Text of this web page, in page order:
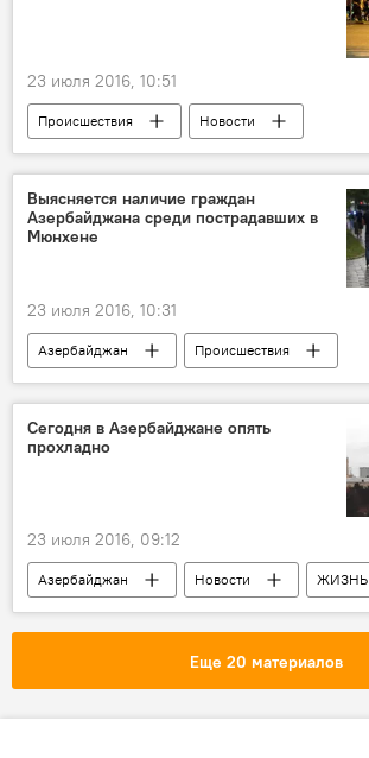
23 июля 2016, 10:51
Происшествия
Новости
Новости мира
ЖИЗНЬ
Выясняется наличие граждан
Азербайджана среди пострадавших в
Мюнхене
23 июля 2016, 10:31
Азербайджан
Происшествия
Новости
ЖИЗНЬ
Cегодня в Азербайджане опять
прохладно
23 июля 2016, 09:12
Азербайджан Новости
ЖИЗНЬ
Абшерон
Переменная облачность
Еще 20 материалов